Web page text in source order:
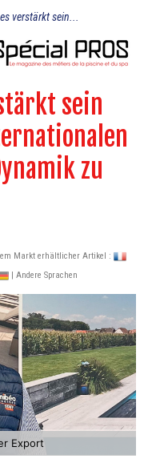
verstärkt sein...
sein
zu
Markt erhältlicher Artikel :
| Andere Sprachen
Export